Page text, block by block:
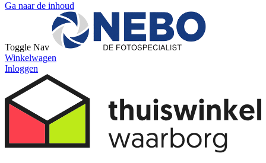
Ga naar de inhoud
Toggle Nav
Winkelwagen
Inloggen